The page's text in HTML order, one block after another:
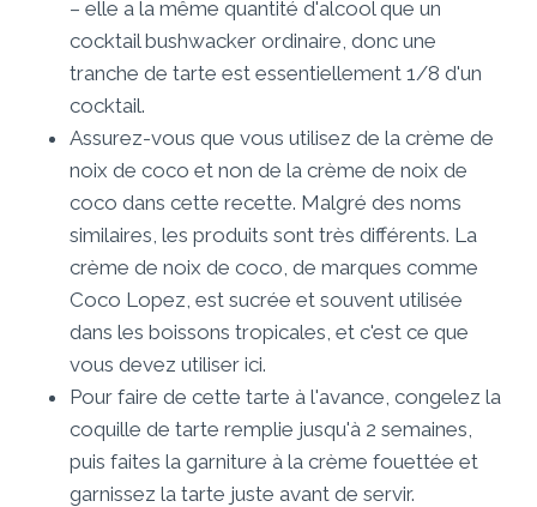
– elle a la même quantité d'alcool que un
cocktail bushwacker ordinaire, donc une
tranche de tarte est essentiellement 1/8 d'un
cocktail.
Assurez-vous que vous utilisez de la crème de
noix de coco et non de la crème de noix de
coco dans cette recette. Malgré des noms
similaires, les produits sont très différents. La
crème de noix de coco, de marques comme
Coco Lopez, est sucrée et souvent utilisée
dans les boissons tropicales, et c'est ce que
vous devez utiliser ici.
Pour faire de cette tarte à l'avance, congelez la
coquille de tarte remplie jusqu'à 2 semaines,
puis faites la garniture à la crème fouettée et
garnissez la tarte juste avant de servir.